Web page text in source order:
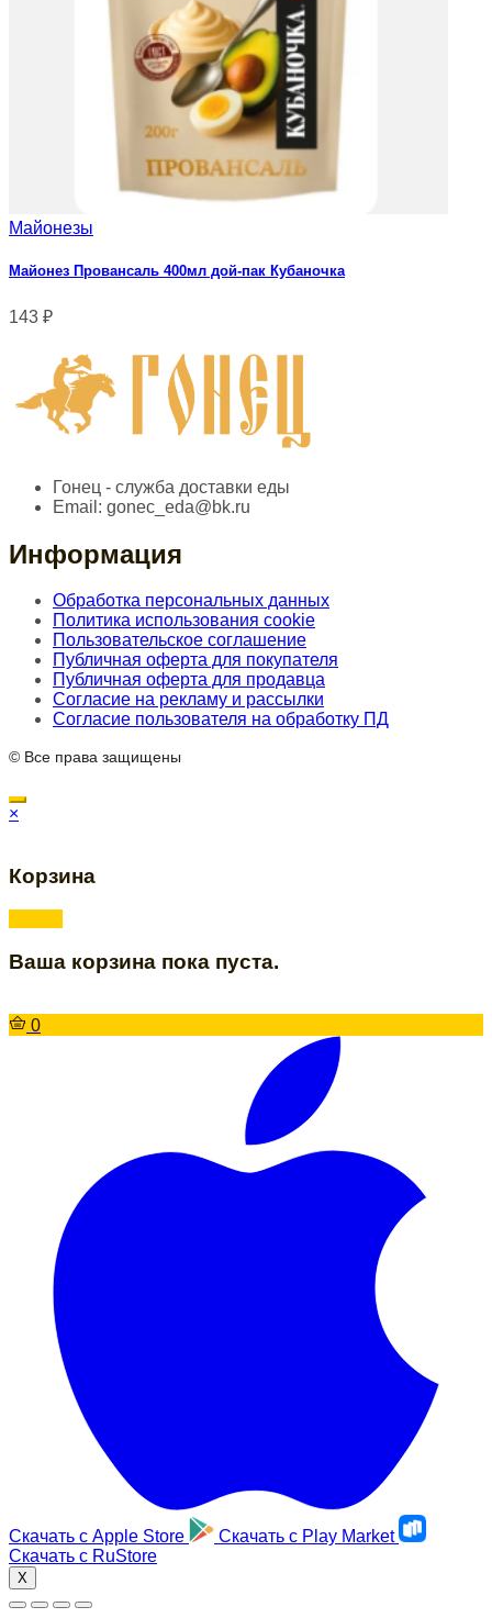
Майонезы
Майонез Провансаль 400мл дой-пак Кубаночка
143 ₽
Гонец - служба доставки еды
Email: gonec_eda@bk.ru
Информация
Обработка персональных данных
Политика использования cookie
Пользовательское соглашение
Публичная оферта для покупателя
Публичная оферта для продавца
Согласие на рекламу и рассылки
Согласие пользователя на обработку ПД
© Все права защищены
×
Корзина
Ваша корзина пока пуста.
0
Скачать с Apple Store Скачать с Play Market
Скачать с RuStore
X